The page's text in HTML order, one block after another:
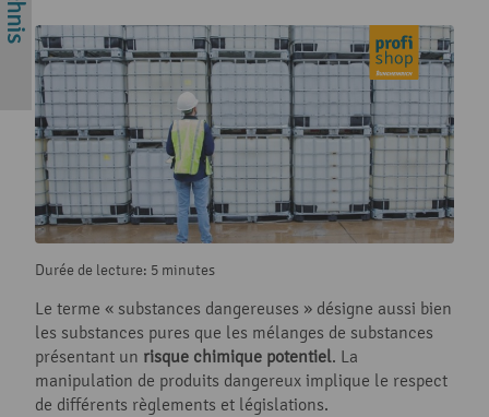
Durée de lecture: 5 minutes
Le terme « substances dangereuses » désigne aussi bien
les substances pures que les mélanges de substances
présentant un risque chimique potentiel. La
manipulation de produits dangereux implique le respect
de différents règlements et législations.